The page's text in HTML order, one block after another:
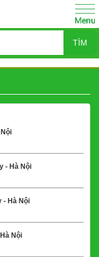
TÌM
- Hà Nội
- Hà Nội
Nội